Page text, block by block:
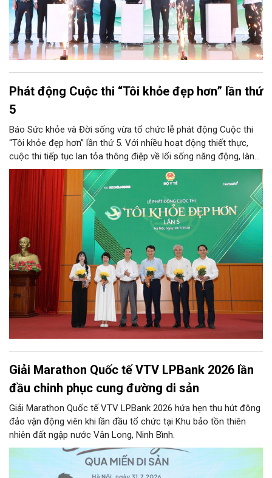
Phát động Cuộc thi “Tôi khỏe đẹp hơn” lần thứ
5
Báo Sức khỏe và Đời sống vừa tổ chức lễ phát động Cuộc thi
“Tôi khỏe đẹp hơn” lần thứ 5. Với nhiều hoạt động thiết thực,
cuộc thi tiếp tục lan tỏa thông điệp về lối sống năng động, lành
mạnh và khuyến khích người dân chủ động chăm sóc sức khỏe.
Giải Marathon Quốc tế VTV LPBank 2026 lần
đầu chinh phục cung đường di sản
Giải Marathon Quốc tế VTV LPBank 2026 hứa hẹn thu hút đông
đảo vận động viên khi lần đầu tổ chức tại Khu bảo tồn thiên
nhiên đất ngập nước Vân Long, Ninh Bình.